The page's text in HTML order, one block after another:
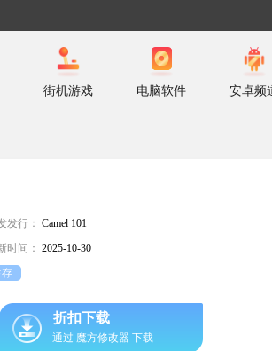
街机游戏 电脑软件 安卓频
发行： Camel 101
时间： 2025-10-30
折扣下载
通过 魔方修改器 下载